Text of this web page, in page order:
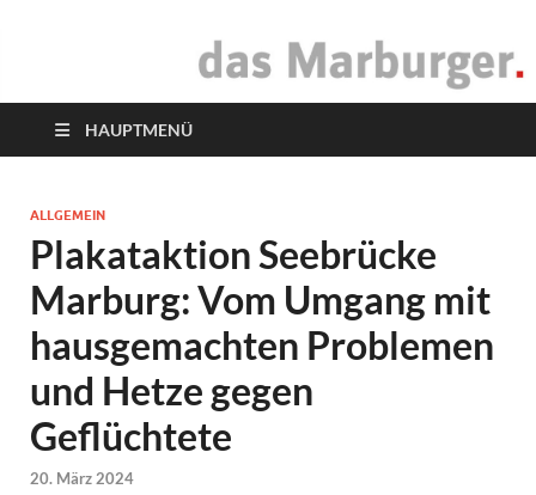
das Marburger.
HAUPTMENÜ
ALLGEMEIN
Plakataktion Seebrücke
Marburg: Vom Umgang mit
hausgemachten Problemen
und Hetze gegen
Geflüchtete
20. März 2024